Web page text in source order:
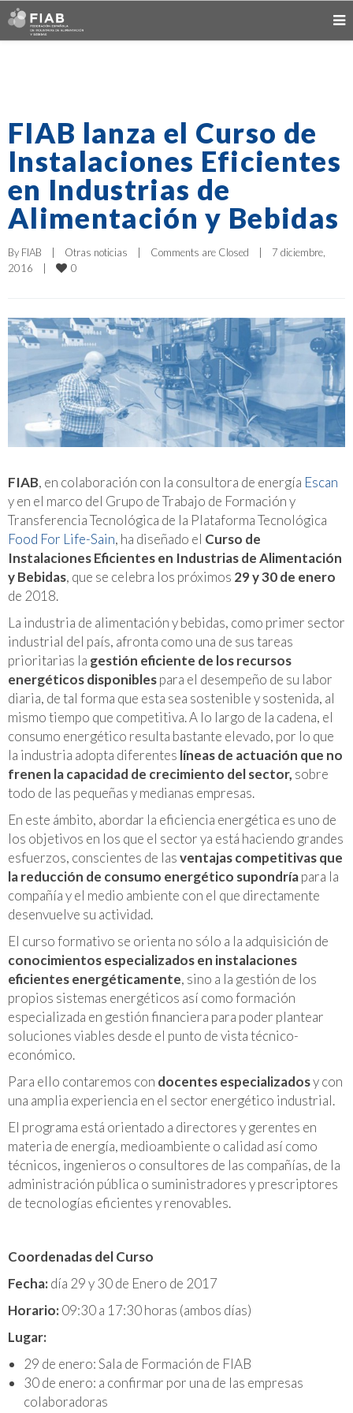
FIAB lanza el Curso de
Instalaciones Eficientes
en Industrias de
Alimentación y Bebidas
By FIAB Otras noticias Comments are Closed
7 diciembre,
2016
0
FIAB, en colaboración con la consultora de energía Escan
y en el marco del Grupo de Trabajo de Formación y
Transferencia Tecnológica de la Plataforma Tecnológica
Food For Life-Sain, ha diseñado el Curso de
Instalaciones Eficientes en Industrias de Alimentación
y Bebidas, que se celebra los próximos 29 y 30 de enero
de 2018.
La industria de alimentación y bebidas, como primer sector
industrial del país, afronta como una de sus tareas
prioritarias la gestión eficiente de los recursos
energéticos disponiblespara el desempeño de su labor
diaria, de tal forma que esta sea sostenible y sostenida, al
mismo tiempo que competitiva. A lo largo de la cadena, el
consumo energético resulta bastante elevado, por lo que
la industria adopta diferentes líneas de actuación que no
frenen la capacidad de crecimiento del sector, sobre
todo de las pequeñas y medianas empresas.
En este ámbito, abordar la eficiencia energética es uno de
los objetivos en los que el sector ya está haciendo grandes
esfuerzos, conscientes de lasventajas competitivas que
la reducción de consumo energético supondríapara la
compañía y el medio ambiente con el que directamente
desenvuelve su actividad.
El curso formativo se orienta no sólo a la adquisición de
conocimientos especializados en instalaciones
eficientes energéticamente, sino a la gestión de los
propios sistemas energéticos así como formación
especializada en gestión financiera para poder plantear
soluciones viables desde el punto de vista técnico-
económico.
Para ello contaremos con docentes especializadosy con
una amplia experiencia en el sector energético industrial.
El programa está orientado a directores y gerentes en
materia de energía, medioambiente o calidad así como
técnicos, ingenieros o consultores de las compañías, de la
administración pública o suministradores y prescriptores
de tecnologías eficientes y renovables.
Coordenadas del Curso
Fecha:día 29 y 30 de Enero de 2017
Horario:09:30 a 17:30 horas (ambos días)
Lugar:
29 de enero: Sala de Formación de FIAB
30 de enero: a confirmar por una de las empresas
colaboradoras